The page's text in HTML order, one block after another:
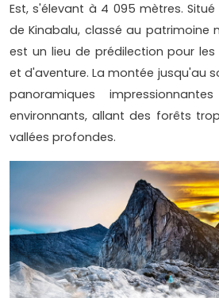
Est, s'élevant à 4 095 mètres.
de Kinabalu, classé au patrimoine
est un lieu de prédilection pour
et d'aventure. La montée jusqu'au
panoramiques
environnants, allant des forêts
vallées profondes.